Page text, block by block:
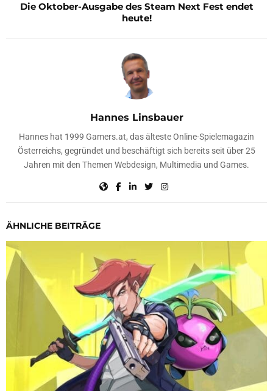
Die Oktober-Ausgabe des Steam Next Fest endet
heute!
Hannes Linsbauer
Hannes hat 1999 Gamers.at, das älteste Online-Spielemagazin
Österreichs, gegründet und beschäftigt sich bereits seit über 25
Jahren mit den Themen Webdesign, Multimedia und Games.
ÄHNLICHE BEITRÄGE